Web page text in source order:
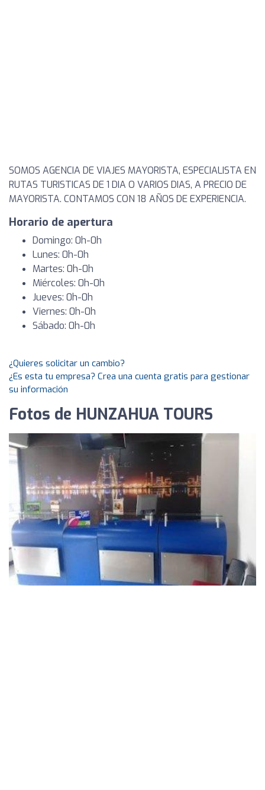
SOMOS AGENCIA DE VIAJES MAYORISTA, ESPECIALISTA EN
RUTAS TURISTICAS DE 1 DIA O VARIOS DIAS, A PRECIO DE
MAYORISTA. CONTAMOS CON 18 AÑOS DE EXPERIENCIA.
Horario de apertura
Domingo: 0h-0h
Lunes: 0h-0h
Martes: 0h-0h
Miércoles: 0h-0h
Jueves: 0h-0h
Viernes: 0h-0h
Sábado: 0h-0h
¿Quieres solicitar un cambio?
¿Es esta tu empresa? Crea una cuenta gratis para gestionar
su información
Fotos de HUNZAHUA TOURS